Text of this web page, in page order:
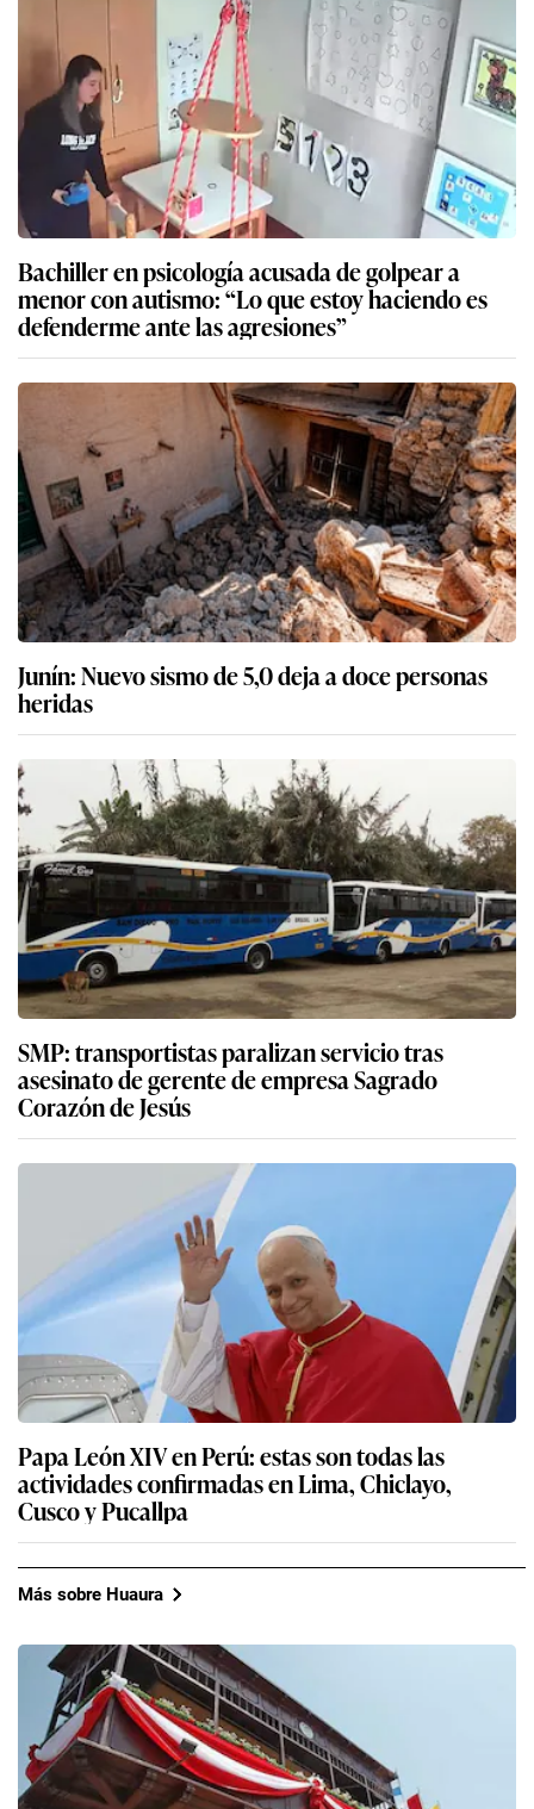
Bachiller en psicología acusada de golpear a
menor con autismo: “Lo que estoy haciendo es
defenderme ante las agresiones”
Junín: Nuevo sismo de 5,0 deja a doce personas
heridas
SMP: transportistas paralizan servicio tras
asesinato de gerente de empresa Sagrado
Corazón de Jesús
Papa León XIV en Perú: estas son todas las
actividades confirmadas en Lima, Chiclayo,
Cusco y Pucallpa
Más sobre Huaura